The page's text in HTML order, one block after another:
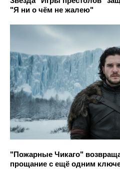
"Я ни о чём не жалею"
"Пожарные Чикаго"
прощание с ещё одним